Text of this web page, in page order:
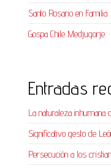
Santo Rosario en Familia
Gospa Chile Medjugorje
Entradas
La naturaleza
Significativo gesto de
Persecución a los